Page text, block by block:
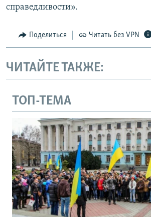
справедливости».
Поделиться Читать без VPN
ЧИТАЙТЕ ТАКЖЕ:
ТОП-ТЕМА